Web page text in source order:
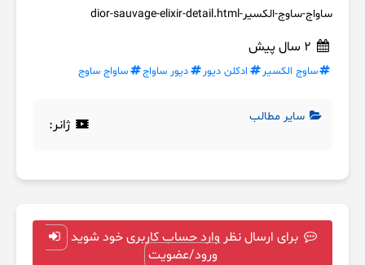
ساواج-ساوج-الکسیر-dior-sauvage-elixir-detail.html
ساوج الکسیر ادکلن دیور دیور ساواج ساواج ساوج
سایر مطالب ژانر:
برای ارسال نظر وارد حساب کاربری خود شوید
ورود/عضویت